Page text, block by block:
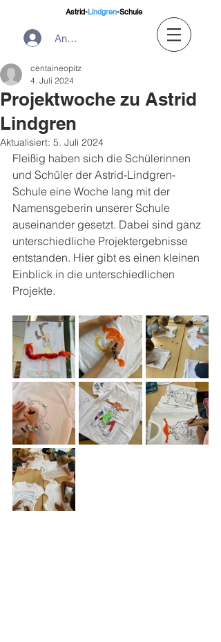
Astrid-Lindgren-Schule
Anmelden
Projektwoche zu Astrid
Lindgren
centaineopitz
4. Juli 2024
Aktualisiert: 5. Juli 2024
Fleißig haben sich die Schülerinnen
und Schüler der Astrid-Lindgren-
Schule eine Woche lang mit der
Namensgeberin unserer Schule
auseinander gesetzt. Dabei sind ganz
unterschiedliche Projektergebnisse
entstanden. Hier gibt es einen kleinen
Einblick in die unterschiedlichen
Projekte.